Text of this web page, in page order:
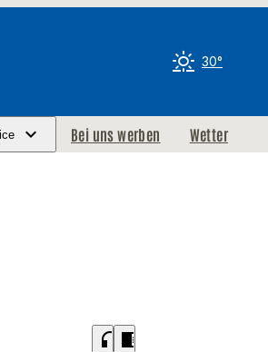
30°
Bei uns werben Wetter
headphones chrome_reader_mode